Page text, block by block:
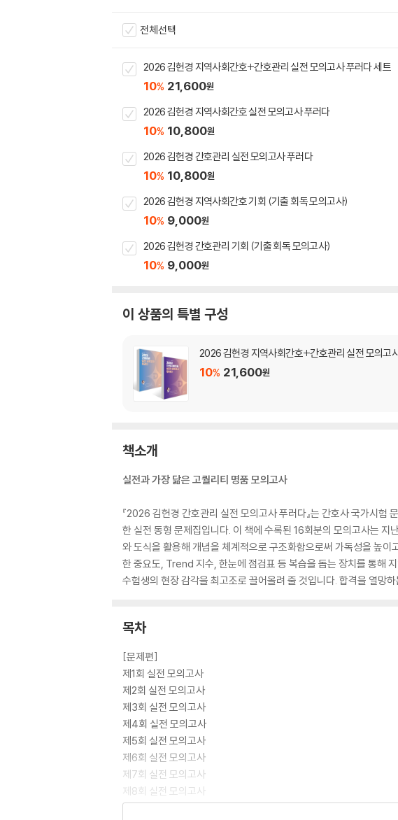
전체선택
2026 김헌경 지역사회간호+간호관리 실전 모의고사 푸러다 세트
10% 21,600원
2026 김헌경 지역사회간호 실전 모의고사 푸러다
10% 10,800원
2026 김헌경 간호관리 실전 모의고사 푸러다
10% 10,800원
2026 김헌경 지역사회간호 기회 (기출 회독 모의고사)
10% 9,000원
2026 김헌경 간호관리 기회 (기출 회독 모의고사)
10% 9,000원
이 상품의 특별 구성
2026 김헌경 지역사회간호+간호관리 실전 모의고
10% 21,600원
책소개
실전과 가장 닮은 고퀄리티 명품 모의고사
『2026 김헌경 간호관리 실전 모의고사 푸러다』는 간호사 국가시
한 실전 동형 문제집입니다. 이 책에 수록된 16회분의 모의고사는
와 도식을 활용해 개념을 체계적으로 구조화함으로써 가독성을 높
한 중요도, Trend 지수, 한눈에 점검표 등 복습을 돕는 장치를 통해
수험생의 현장 감각을 최고조로 끌어올려 줄 것입니다. 합격을 열망
목차
[문제편]
제1회 실전 모의고사
제2회 실전 모의고사
제3회 실전 모의고사
제4회 실전 모의고사
제5회 실전 모의고사
제6회 실전 모의고사
제7회 실전 모의고사
제8회 실전 모의고사
제9회 실전 모의고사